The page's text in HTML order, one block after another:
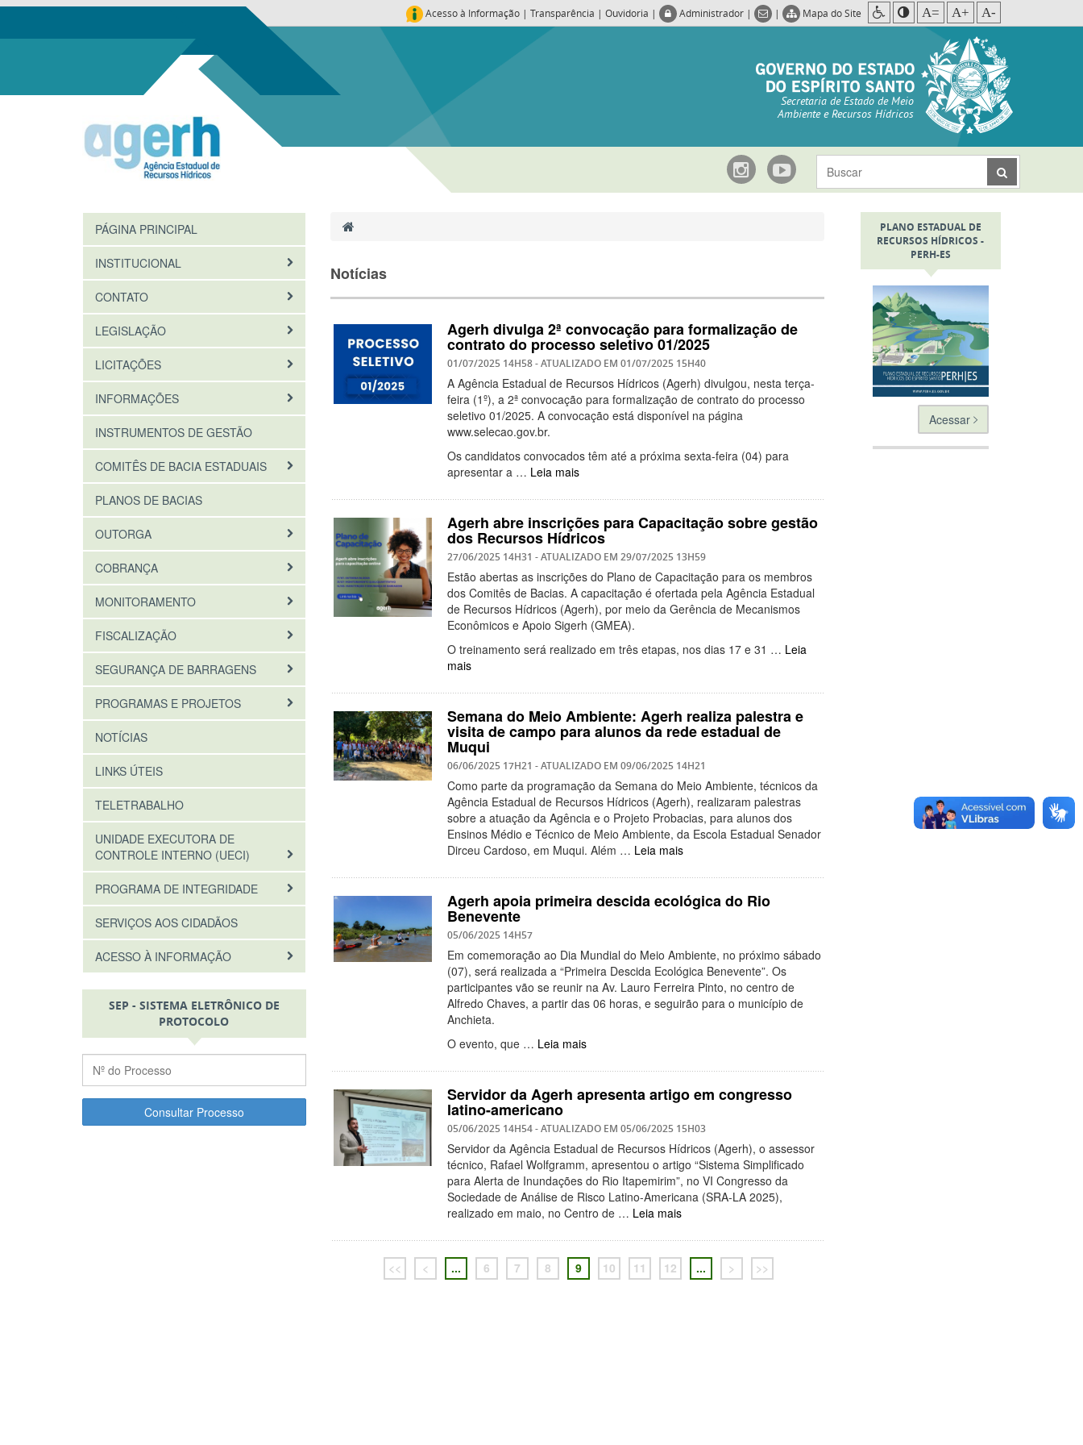
Acesso à Informação | Transparência | Ouvidoria | Administrador | | Mapa do Site A= A+ A-
Secretaria de Estado de Meio
Ambiente e Recursos Hídricos
PÁGINA PRINCIPAL
INSTITUCIONAL
CONTATO
LEGISLAÇÃO
LICITAÇÕES
INFORMAÇÕES
INSTRUMENTOS DE GESTÃO
COMITÊS DE BACIA ESTADUAIS
PLANOS DE BACIAS
OUTORGA
COBRANÇA
MONITORAMENTO
FISCALIZAÇÃO
SEGURANÇA DE BARRAGENS
PROGRAMAS E PROJETOS
NOTÍCIAS
LINKS ÚTEIS
TELETRABALHO
UNIDADE EXECUTORA DE
CONTROLE INTERNO (UECI)
PROGRAMA DE INTEGRIDADE
SERVIÇOS AOS CIDADÃOS
ACESSO À INFORMAÇÃO
SEP - SISTEMA ELETRÔNICO DE
PROTOCOLO
Consultar Processo
Notícias
Agerh divulga 2ª convocação para formalização de
contrato do processo seletivo 01/2025
01/07/2025 14H58- ATUALIZADO EM01/07/2025 15H40
A Agência Estadual de Recursos Hídricos (Agerh) divulgou, nesta terça-
feira (1º), a 2ª convocação para formalização de contrato do processo
seletivo 01/2025. A convocação está disponível na página
www.selecao.gov.br.
Os candidatos convocados têm até a próxima sexta-feira (04) para
apresentar a … Leia mais
Agerh abre inscrições para Capacitação sobre gestão
dos Recursos Hídricos
27/06/2025 14H31- ATUALIZADO EM29/07/2025 13H59
Estão abertas as inscrições do Plano de Capacitação para os membros
dos Comitês de Bacias. A capacitação é ofertada pela Agência Estadual
de Recursos Hídricos (Agerh), por meio da Gerência de Mecanismos
Econômicos e Apoio Sigerh (GMEA).
O treinamento será realizado em três etapas, nos dias 17 e 31 … Leia
mais
Semana do Meio Ambiente: Agerh realiza palestra e
visita de campo para alunos da rede estadual de
Muqui
06/06/2025 17H21- ATUALIZADO EM09/06/2025 14H21
Como parte da programação da Semana do Meio Ambiente, técnicos da
Agência Estadual de Recursos Hídricos (Agerh), realizaram palestras
sobre a atuação da Agência e o Projeto Probacias, para alunos dos
Ensinos Médio e Técnico de Meio Ambiente, da Escola Estadual Senador
Dirceu Cardoso, em Muqui. Além … Leia mais
Agerh apoia primeira descida ecológica do Rio
Benevente
05/06/2025 14H57
Em comemoração ao Dia Mundial do Meio Ambiente, no próximo sábado
(07), será realizada a “Primeira Descida Ecológica Benevente”. Os
participantes vão se reunir na Av. Lauro Ferreira Pinto, no centro de
Alfredo Chaves, a partir das 06 horas, e seguirão para o município de
Anchieta.
O evento, que … Leia mais
Servidor da Agerh apresenta artigo em congresso
latino-americano
05/06/2025 14H54- ATUALIZADO EM05/06/2025 15H03
Servidor da Agência Estadual de Recursos Hídricos (Agerh), o assessor
técnico, Rafael Wolfgramm, apresentou o artigo “Sistema Simplificado
para Alerta de Inundações do Rio Itapemirim”, no VI Congresso da
Sociedade de Análise de Risco Latino-Americana (SRA-LA 2025),
realizado em maio, no Centro de … Leia mais
<< < ... 6 7 8 9 10 11 12 ... > >>
PLANO ESTADUAL DE
RECURSOS HÍDRICOS -
PERH-ES
Acessar